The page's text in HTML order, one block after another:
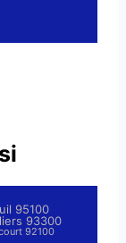
95100
93300
92100